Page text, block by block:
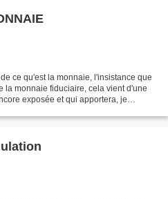
ce qu'est la monnaie, l'insistance que
la monnaie fiduciaire, cela vient d'une
exposée et qui apportera, je